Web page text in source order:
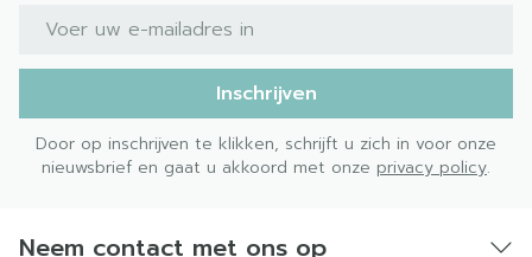
E-mail adres
Inschrijven
Door op inschrijven te klikken, schrijft u zich in voor onze
nieuwsbrief en gaat u akkoord met onze privacy policy.
Neem contact met ons op